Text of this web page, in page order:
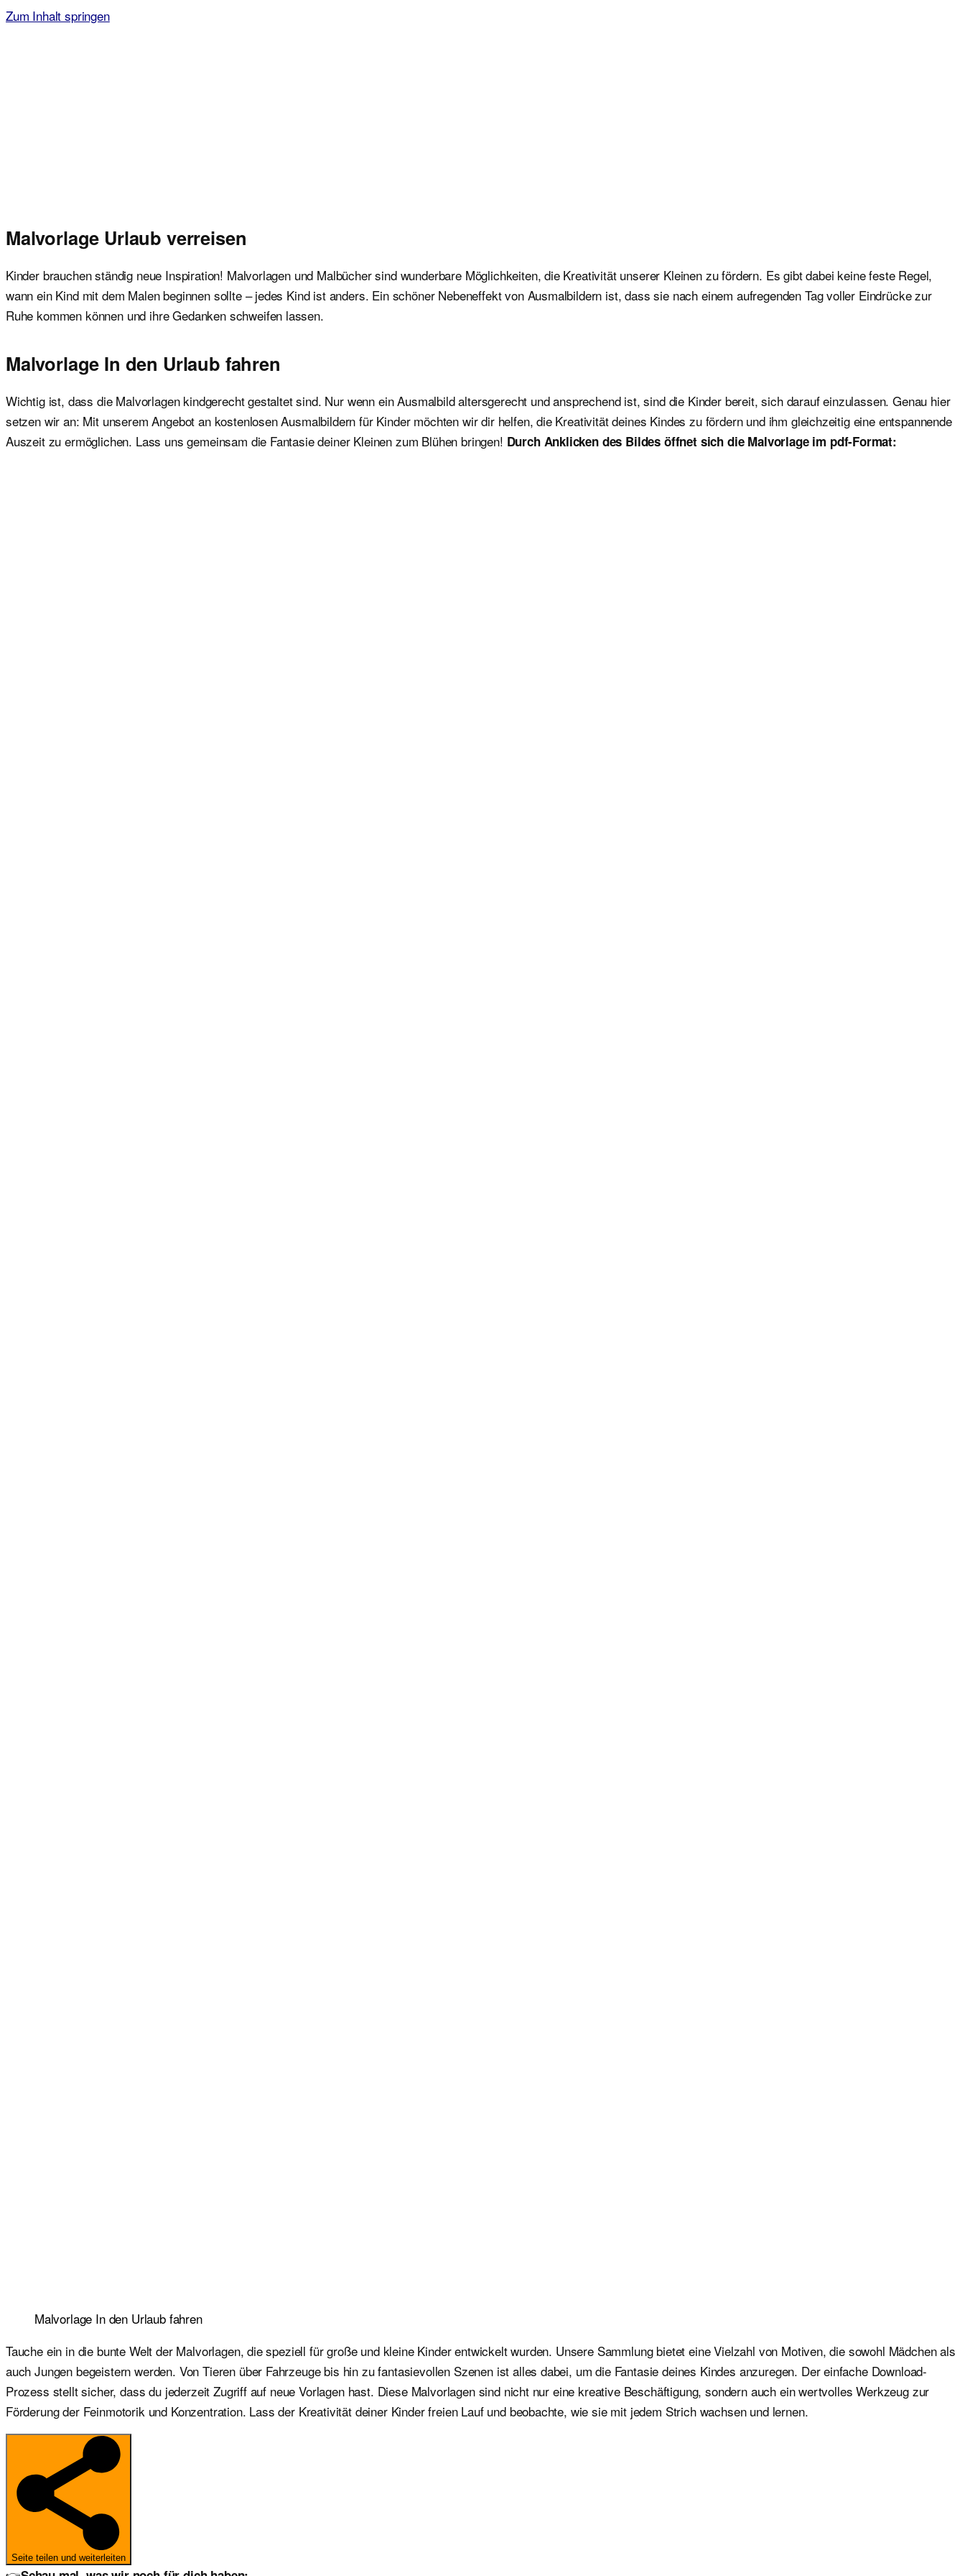
Zum Inhalt springen
Malvorlage Urlaub verreisen
Kinder brauchen ständig neue Inspiration! Malvorlagen und Malbücher sind wunderbare Möglichkeiten, die Kreativität unserer Kleinen zu fördern. Es gibt dabei keine feste Regel,
wann ein Kind mit dem Malen beginnen sollte – jedes Kind ist anders. Ein schöner Nebeneffekt von Ausmalbildern ist, dass sie nach einem aufregenden Tag voller Eindrücke zur
Ruhe kommen können und ihre Gedanken schweifen lassen.
Malvorlage In den Urlaub fahren
Wichtig ist, dass die Malvorlagen kindgerecht gestaltet sind. Nur wenn ein Ausmalbild altersgerecht und ansprechend ist, sind die Kinder bereit, sich darauf einzulassen. Genau hier
setzen wir an: Mit unserem Angebot an kostenlosen Ausmalbildern für Kinder möchten wir dir helfen, die Kreativität deines Kindes zu fördern und ihm gleichzeitig eine entspannende
Auszeit zu ermöglichen. Lass uns gemeinsam die Fantasie deiner Kleinen zum Blühen bringen! Durch Anklicken des Bildes öffnet sich die Malvorlage im pdf-Format:
Malvorlage In den Urlaub fahren
Tauche ein in die bunte Welt der Malvorlagen, die speziell für große und kleine Kinder entwickelt wurden. Unsere Sammlung bietet eine Vielzahl von Motiven, die sowohl Mädchen als
auch Jungen begeistern werden. Von Tieren über Fahrzeuge bis hin zu fantasievollen Szenen ist alles dabei, um die Fantasie deines Kindes anzuregen. Der einfache Download-
Prozess stellt sicher, dass du jederzeit Zugriff auf neue Vorlagen hast. Diese Malvorlagen sind nicht nur eine kreative Beschäftigung, sondern auch ein wertvolles Werkzeug zur
Förderung der Feinmotorik und Konzentration. Lass der Kreativität deiner Kinder freien Lauf und beobachte, wie sie mit jedem Strich wachsen und lernen.
Seite teilen und weiterleiten